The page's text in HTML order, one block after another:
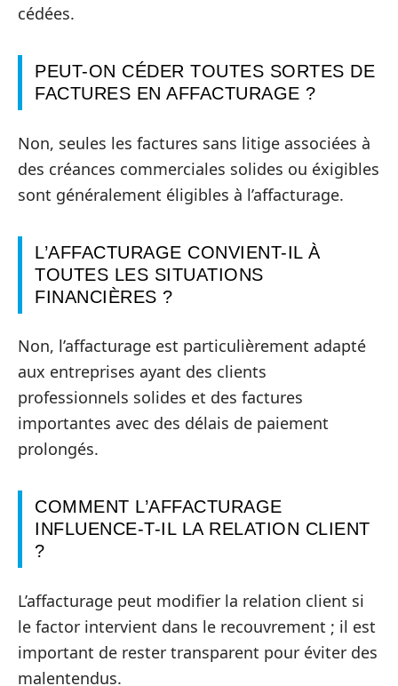
cédées.
PEUT-ON CÉDER TOUTES SORTES DE
FACTURES EN AFFACTURAGE ?
Non, seules les factures sans litige associées à
des créances commerciales solides ou éxigibles
sont généralement éligibles à l’affacturage.
L’AFFACTURAGE CONVIENT-IL À
TOUTES LES SITUATIONS
FINANCIÈRES ?
Non, l’affacturage est particulièrement adapté
aux entreprises ayant des clients
professionnels solides et des factures
importantes avec des délais de paiement
prolongés.
COMMENT L’AFFACTURAGE
INFLUENCE-T-IL LA RELATION CLIENT
?
L’affacturage peut modifier la relation client si
le factor intervient dans le recouvrement ; il est
important de rester transparent pour éviter des
malentendus.